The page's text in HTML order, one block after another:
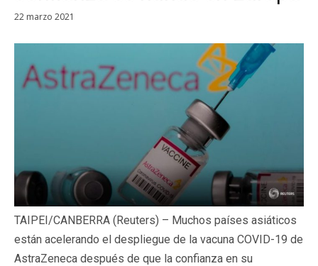
22 marzo 2021
TAIPEI/CANBERRA (Reuters) – Muchos países asiáticos
están acelerando el despliegue de la vacuna COVID-19 de
AstraZeneca después de que la confianza en su